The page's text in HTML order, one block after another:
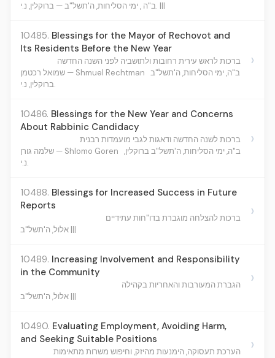
ב"ה , ימי הסליחות, ה'תשל"ב — ברוקלין, נ.י. |||
10485. Blessings for the Mayor of Rechovot and
Its Residents Before the New Year
ברכות לראש עירית רחובות ולתושביה לפני השנה החדשה
שמואל רכטמן — Shmuel Rechtman ב"ה, ימי הסליחות, ה'תשל"ב
ברוקלין, נ.י.
›
10486. Blessings for the New Year and Concerns
About Rabbinic Candidacy
ברכות לשנה החדשה ודאגות לגבי מועמדות רבנית
שלמה גורן — Shlomo Goren ב"ה, ימי הסליחות, ה'תשל"ב ברוקלין,
נ.י.
›
10488. Blessings for Increased Success in Future
Reports
ברכות להצלחה מוגברת בדו"חות עתידיים
אלול, ה'תשל"ב |||
›
10489. Increasing Involvement and Responsibility
in the Community
הגברת המעורבות והאחריות בקהילה
אלול, ה'תשל"ב |||
›
10490. Evaluating Employment, Avoiding Harm,
and Seeking Suitable Positions
הערכת תעסוקה, הימנעות מהיזק, וחיפוש משרות מתאימות ›